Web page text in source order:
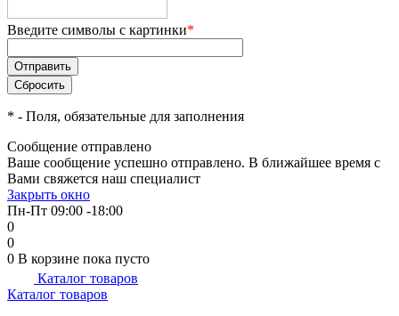
Введите символы с картинки*
* - Поля, обязательные для заполнения
Сообщение отправлено
Ваше сообщение успешно отправлено. В ближайшее время с
Вами свяжется наш специалист
Закрыть окно
Пн-Пт 09:00 -18:00
0
0
0 В корзине пока пусто
Каталог товаров
Каталог товаров